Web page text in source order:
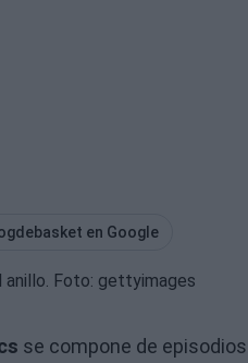
en Google
se compone de episodios